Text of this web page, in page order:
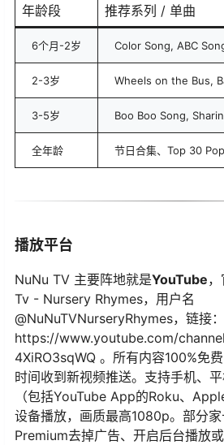
年龄段 推荐系列 / 单曲
6个月-2岁 Color Song, ABC
2-3岁 Wheels on the Bus,
3-5岁 Boo Boo Song,
全年龄 节日合集、Top 30
播放平台
NuNu TV 主要阵地就是YouTube
Tv - Nursery Rhymes，用户名
@NuNuTVNurseryRhymes，链接：
https://www.youtube.com/
4XiRO3sqWQ 。所有内容100%免
时间收到新视频推送。支持手机、
（包括YouTube App的Roku、
设备播放，画质最高1080p。部分
Premium去掉广告、开启后台播放